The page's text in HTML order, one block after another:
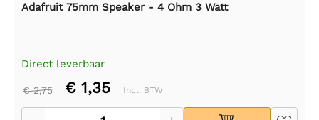
Adafruit 75mm Speaker - 4 Ohm 3 Watt
Direct leverbaar
€ 2,75 € 1,35 Incl. BTW